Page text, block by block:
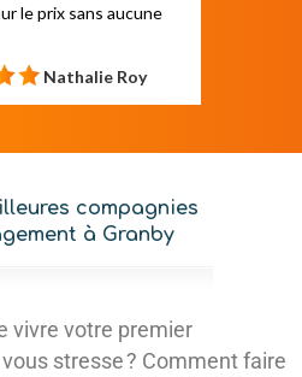
le prix sans aucune
Nathalie Roy
compagnies
à Granby
vivre votre premier
stresse ? Comment faire